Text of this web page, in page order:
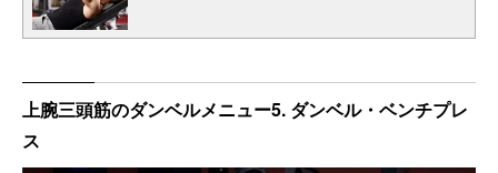
上腕三頭筋のダンベルメニュー5. ダンベル・ベンチプレ
ス